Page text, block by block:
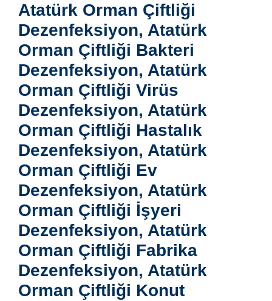
Atatürk Orman Çiftliği
Dezenfeksiyon, Atatürk
Orman Çiftliği Bakteri
Dezenfeksiyon, Atatürk
Orman Çiftliği Virüs
Dezenfeksiyon, Atatürk
Orman Çiftliği Hastalık
Dezenfeksiyon, Atatürk
Orman Çiftliği Ev
Dezenfeksiyon, Atatürk
Orman Çiftliği İşyeri
Dezenfeksiyon, Atatürk
Orman Çiftliği Fabrika
Dezenfeksiyon, Atatürk
Orman Çiftliği Konut